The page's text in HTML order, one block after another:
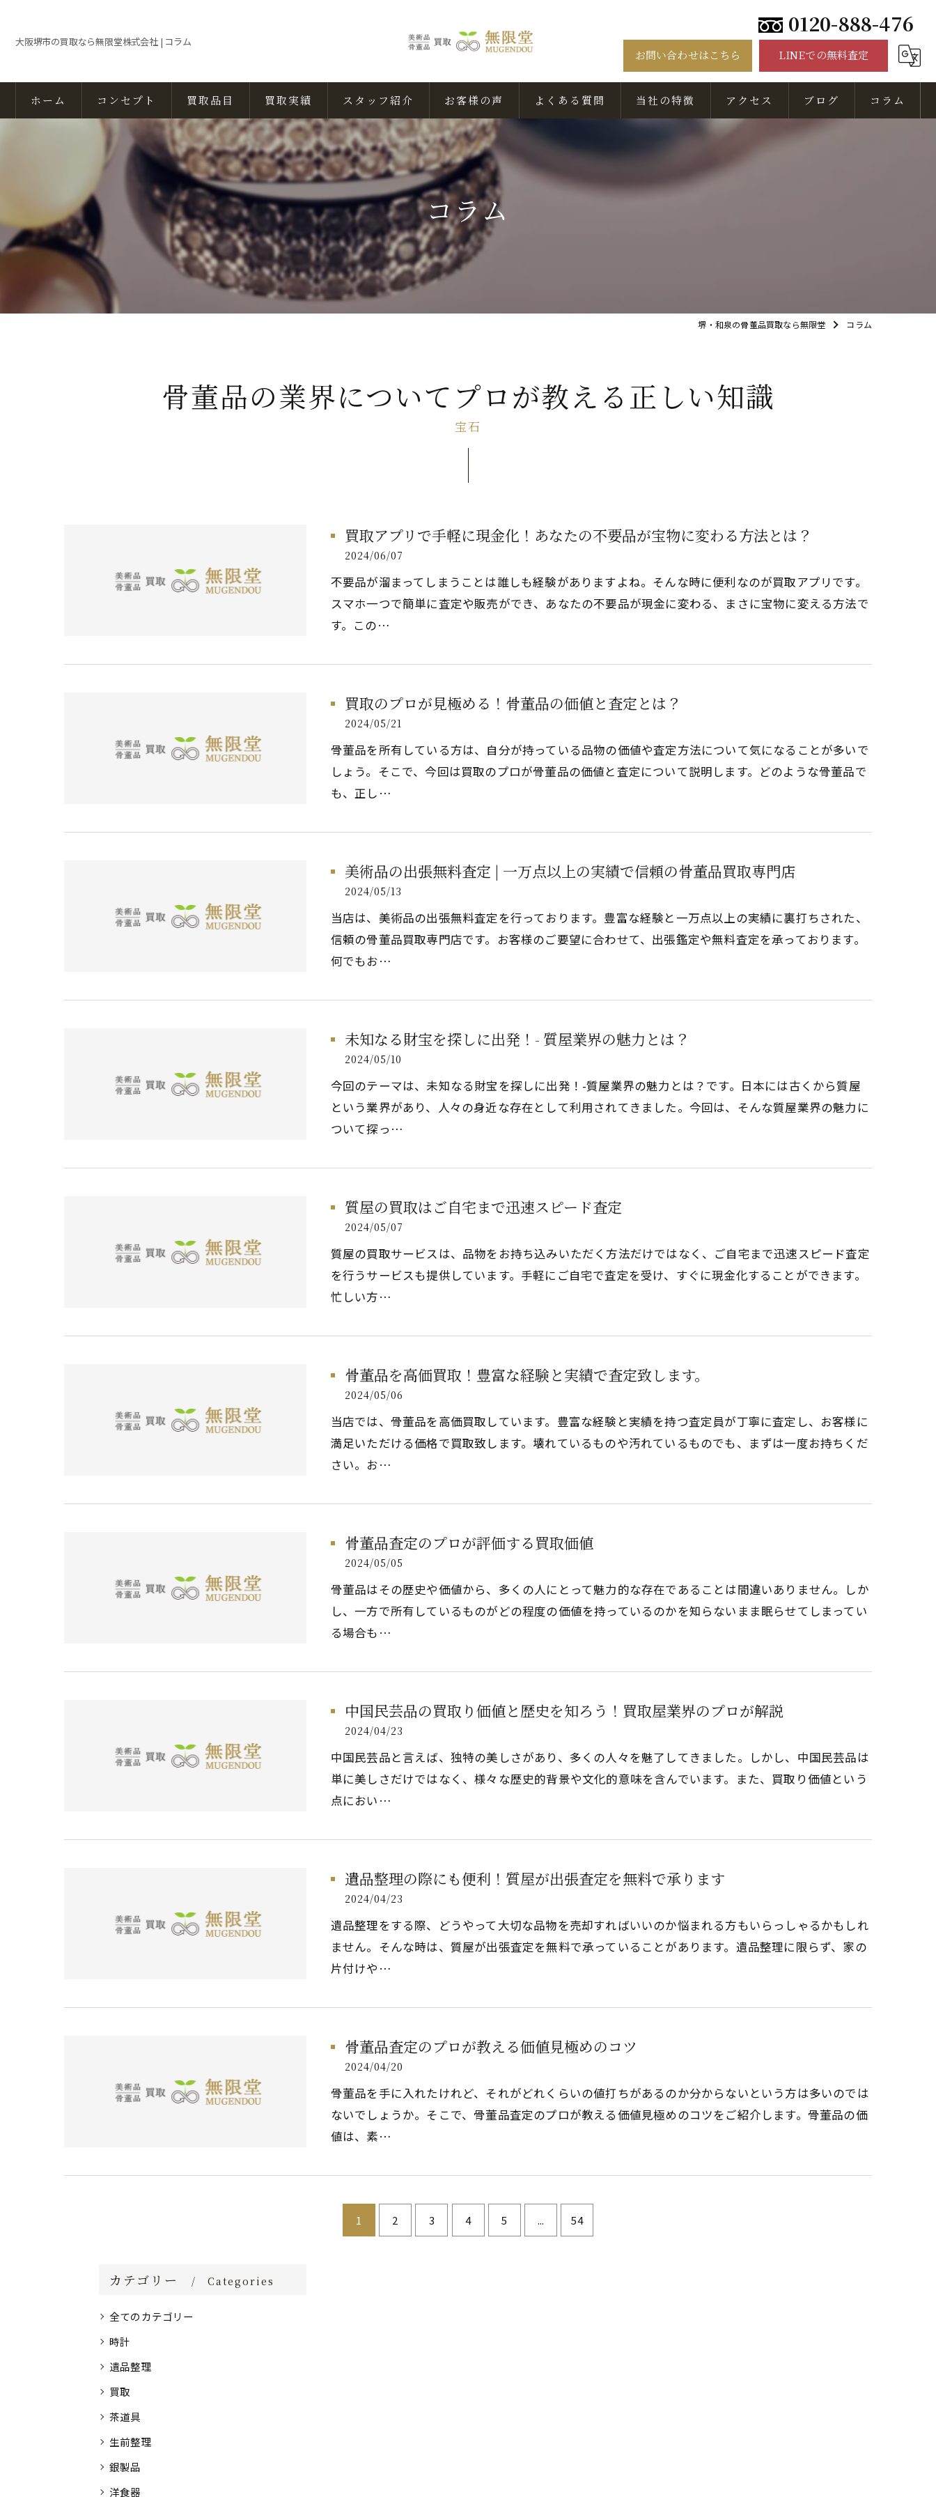
大阪堺市の買取なら無限堂株式会社 | コラム
0120-888-476
お問い合わせはこちら LINEでの無料査定
ホーム コンセプト 買取品目 買取実績 スタッフ紹介 お客様の声 よくある質問 当社の特徴 アクセス ブログ コラム
コラム
堺・和泉の骨董品買取なら無限堂 コラム
骨董品の業界についてプロが教える正しい知識
宝石
買取アプリで手軽に現金化！あなたの不要品が宝物に変わる方法とは？
2024/06/07
不要品が溜まってしまうことは誰しも経験がありますよね。そんな時に便利なのが買取アプリです。
スマホ一つで簡単に査定や販売ができ、あなたの不要品が現金に変わる、まさに宝物に変える方法で
す。この…
買取のプロが見極める！骨董品の価値と査定とは？
2024/05/21
骨董品を所有している方は、自分が持っている品物の価値や査定方法について気になることが多いで
しょう。そこで、今回は買取のプロが骨董品の価値と査定について説明します。どのような骨董品で
も、正し…
美術品の出張無料査定 | 一万点以上の実績で信頼の骨董品買取専門店
2024/05/13
当店は、美術品の出張無料査定を行っております。豊富な経験と一万点以上の実績に裏打ちされた、
信頼の骨董品買取専門店です。お客様のご要望に合わせて、出張鑑定や無料査定を承っております。
何でもお…
未知なる財宝を探しに出発！- 質屋業界の魅力とは？
2024/05/10
今回のテーマは、未知なる財宝を探しに出発！-質屋業界の魅力とは？です。日本には古くから質屋
という業界があり、人々の身近な存在として利用されてきました。今回は、そんな質屋業界の魅力に
ついて探っ…
質屋の買取はご自宅まで迅速スピード査定
2024/05/07
質屋の買取サービスは、品物をお持ち込みいただく方法だけではなく、ご自宅まで迅速スピード査定
を行うサービスも提供しています。手軽にご自宅で査定を受け、すぐに現金化することができます。
忙しい方…
骨董品を高価買取！豊富な経験と実績で査定致します。
2024/05/06
当店では、骨董品を高価買取しています。豊富な経験と実績を持つ査定員が丁寧に査定し、お客様に
満足いただける価格で買取致します。壊れているものや汚れているものでも、まずは一度お持ちくだ
さい。お…
骨董品査定のプロが評価する買取価値
2024/05/05
骨董品はその歴史や価値から、多くの人にとって魅力的な存在であることは間違いありません。しか
し、一方で所有しているものがどの程度の価値を持っているのかを知らないまま眠らせてしまってい
る場合も…
中国民芸品の買取り価値と歴史を知ろう！買取屋業界のプロが解説
2024/04/23
中国民芸品と言えば、独特の美しさがあり、多くの人々を魅了してきました。しかし、中国民芸品は
単に美しさだけではなく、様々な歴史的背景や文化的意味を含んでいます。また、買取り価値という
点におい…
遺品整理の際にも便利！質屋が出張査定を無料で承ります
2024/04/23
遺品整理をする際、どうやって大切な品物を売却すればいいのか悩まれる方もいらっしゃるかもしれ
ません。そんな時は、質屋が出張査定を無料で承っていることがあります。遺品整理に限らず、家の
片付けや…
骨董品査定のプロが教える価値見極めのコツ
2024/04/20
骨董品を手に入れたけれど、それがどれくらいの値打ちがあるのか分からないという方は多いのでは
ないでしょうか。そこで、骨董品査定のプロが教える価値見極めのコツをご紹介します。骨董品の価
値は、素…
1 2 3 4 5 ... 54
カテゴリー Categories
全てのカテゴリー
時計
遺品整理
買取
茶道具
生前整理
銀製品
洋食器